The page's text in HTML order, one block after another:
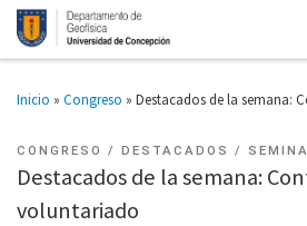
Inicio » Congreso » Destacados de la semana:
CONGRESO DESTACADOS
Destacados de la semana:
voluntariado